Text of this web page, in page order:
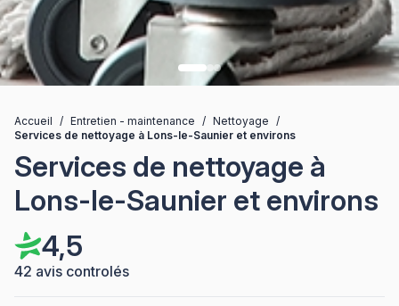
Accueil / Entretien - maintenance / Nettoyage
/
Services de nettoyage à Lons-le-Saunier et environs
Services de nettoyage à
Lons-le-Saunier et environs
4,5
42 avis controlés